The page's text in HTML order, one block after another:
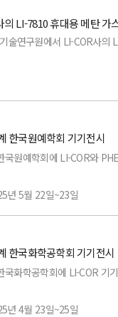
스펙트럼 분석기)
니 3D 풍향 / 풍속 / 대기 센서
발산 분석기)
스펙트럼 분석기)
LI-200R, LI-210R (광센서)
LI-200R, LI-210R (광센서)
의 LI-7810 휴대용 메탄 가
술연구원에서 LI-COR사의
은 하단의 영상에서 확인하
한국원예학회 기기전시
국원예학회에 LI-COR와
년 5월 22일~23일
화백컨벤션센터
합성측정기)
한국화학공학회 기기전시
국화학공학회에 LI-COR 기
년 4월 23일~25일